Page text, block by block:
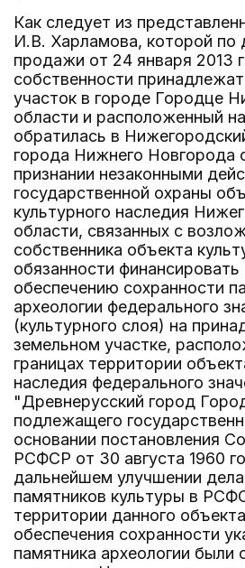
Как следует из
И.В. Харламова, которой по
продажи от 24 января 2013
собственности
участок в городе Городце
области и расположенный
обратилась в
города Нижнего Новгорода
признании незаконными
государственной охраны
культурного наследия
области, связанных с
собственника объекта
обязанности
обеспечению сохранности
археологии федерального
(культурного слоя) на
земельном участке,
границах территории
наследия федерального
"Древнерусский город
подлежащего
основании постановления
РСФСР от 30 августа 1960
дальнейшем улучшении
памятников культуры в
территории данного
обеспечения сохранности
памятника археологии были